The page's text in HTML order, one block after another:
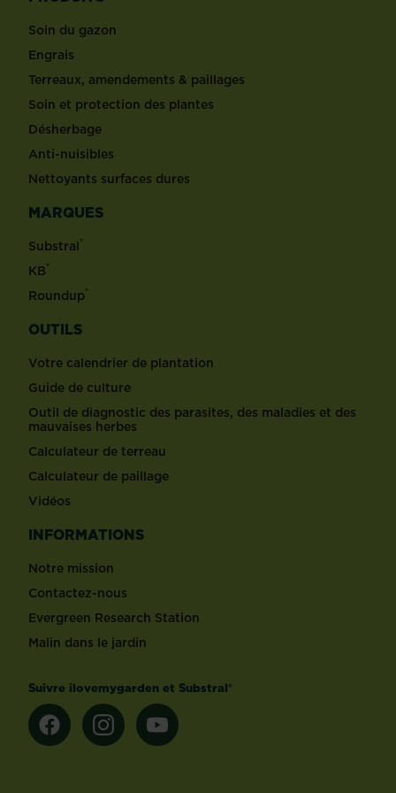
Soin du gazon
Engrais
Terreaux, amendements & paillages
Soin et protection des plantes
Désherbage
Anti-nuisibles
Nettoyants surfaces dures
MARQUES
Substral®
KB®
Roundup®
OUTILS
Votre calendrier de plantation
Guide de culture
Outil de diagnostic des parasites, des maladies et des
mauvaises herbes
Calculateur de terreau
Calculateur de paillage
Vidéos
INFORMATIONS
Notre mission
Contactez-nous
Evergreen Research Station
Malin dans le jardin
Suivre ilovemygarden et Substral®